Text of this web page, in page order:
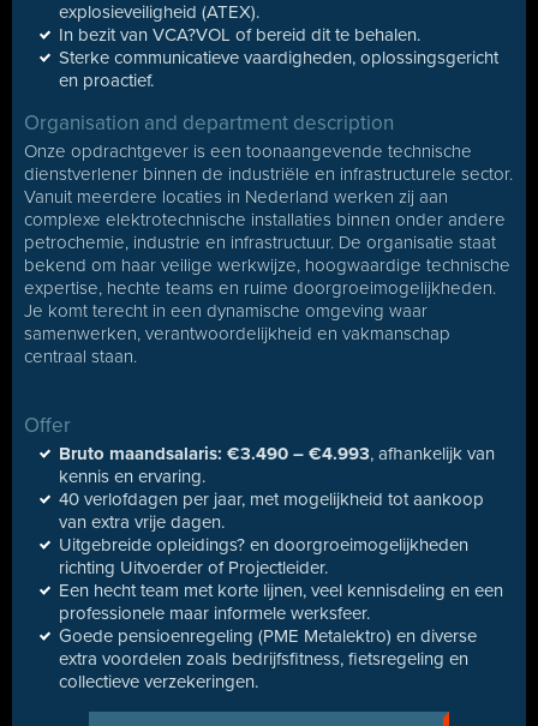
explosieveiligheid (ATEX).
In bezit van VCA?VOL of bereid dit te behalen.
Sterke communicatieve vaardigheden, oplossingsgericht
en proactief.
Organisation and department description
Onze opdrachtgever is een toonaangevende technische
dienstverlener binnen de industriële en infrastructurele sector.
Vanuit meerdere locaties in Nederland werken zij aan
complexe elektrotechnische installaties binnen onder andere
petrochemie, industrie en infrastructuur. De organisatie staat
bekend om haar veilige werkwijze, hoogwaardige technische
expertise, hechte teams en ruime doorgroeimogelijkheden.
Je komt terecht in een dynamische omgeving waar
samenwerken, verantwoordelijkheid en vakmanschap
centraal staan.
Offer
Bruto maandsalaris: €3.490 – €4.993, afhankelijk van
kennis en ervaring.
40 verlofdagen per jaar, met mogelijkheid tot aankoop
van extra vrije dagen.
Uitgebreide opleidings? en doorgroeimogelijkheden
richting Uitvoerder of Projectleider.
Een hecht team met korte lijnen, veel kennisdeling en een
professionele maar informele werksfeer.
Goede pensioenregeling (PME Metalektro) en diverse
extra voordelen zoals bedrijfsfitness, fietsregeling en
collectieve verzekeringen.